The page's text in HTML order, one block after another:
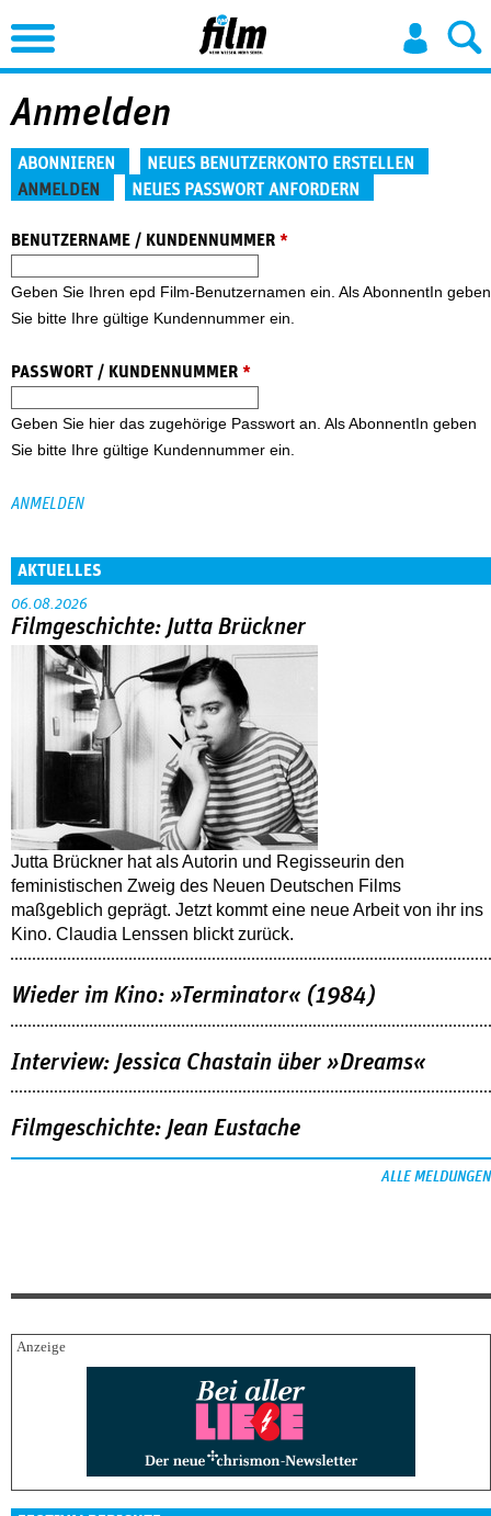
Jump to Navigation
Anmelden
Haupt-Reiter
ABONNIEREN
NEUES BENUTZERKONTO ERSTELLEN
ANMELDEN
NEUES PASSWORT ANFORDERN
BENUTZERNAME / KUNDENNUMMER *
Geben Sie Ihren epd Film-Benutzernamen ein. Als AbonnentIn geben
Sie bitte Ihre gültige Kundennummer ein.
PASSWORT / KUNDENNUMMER *
Geben Sie hier das zugehörige Passwort an. Als AbonnentIn geben
Sie bitte Ihre gültige Kundennummer ein.
AKTUELLES
06.08.2026
Filmgeschichte: Jutta Brückner
Jutta Brückner hat als Autorin und Regisseurin den
feministischen Zweig des Neuen Deutschen Films
maßgeblich geprägt. Jetzt kommt eine neue Arbeit von ihr ins
Kino. Claudia Lenssen blickt zurück.
Wieder im Kino: »Terminator« (1984)
Interview: Jessica Chastain über »Dreams«
Filmgeschichte: Jean Eustache
ALLE MELDUNGEN